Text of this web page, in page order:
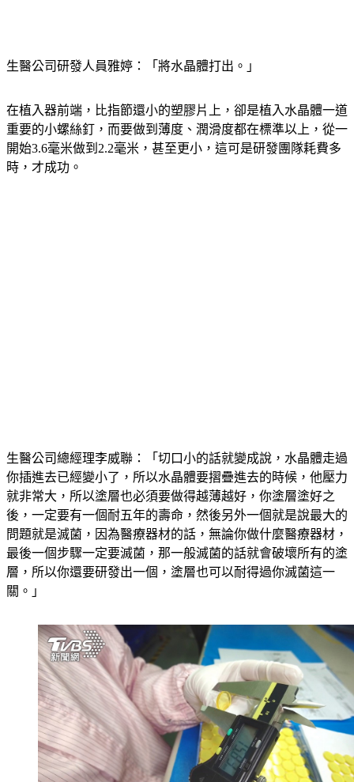
生醫公司研發人員雅婷：「將水晶體打出。」
在植入器前端，比指節還小的塑膠片上，卻是植入水晶體一道
重要的小螺絲釘，而要做到薄度、潤滑度都在標準以上，從一
開始3.6毫米做到2.2毫米，甚至更小，這可是研發團隊耗費多
時，才成功。
生醫公司總經理李威聯：「切口小的話就變成說，水晶體走過
你插進去已經變小了，所以水晶體要摺疊進去的時候，他壓力
就非常大，所以塗層也必須要做得越薄越好，你塗層塗好之
後，一定要有一個耐五年的壽命，然後另外一個就是說最大的
問題就是滅菌，因為醫療器材的話，無論你做什麼醫療器材，
最後一個步驟一定要滅菌，那一般滅菌的話就會破壞所有的塗
層，所以你還要研發出一個，塗層也可以耐得過你滅菌這一
關。」